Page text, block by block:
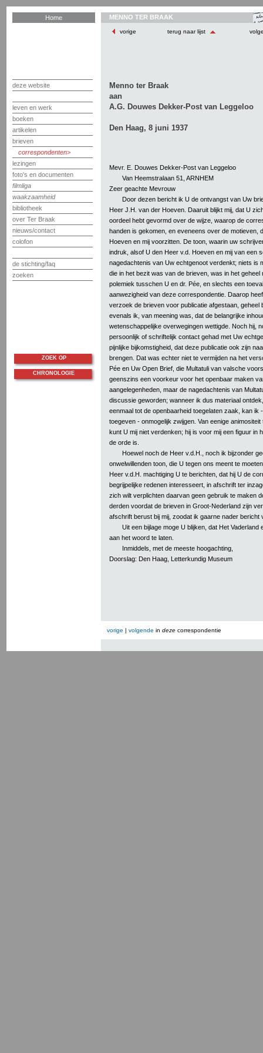
Home
deze website
leven en werk
boeken
artikelen
brieven
correspondenten
lezingen
foto's en documenten
filmliga
waakzaamheid
bibliotheek
over Ter Braak
nieuws/contact
colofon
de stichting/faq
zoeken
MENNO TER BRAAK
vorige terug naar lijst
Menno ter Braak
aan
A.G. Douwes Dekker-Post van Leggeloo
Den Haag, 8 juni 1937
Mevr. E. Douwes Dekker-Post van Leggeloo
Van Heemstralaan 51, ARNHEM
Zeer geachte Mevrouw
Door dezen bericht ik U de ontvangst van Uw
Heer J.H. van der Hoeven. Daaruit blijkt mij, dat U
oordeel hebt gevormd over de wijze, waarop de
handen is gekomen, en eveneens over de motieven,
Hoeven en mij voorzitten. De toon, waarin uw
indruk, alsof U den Heer v.d. Hoeven en mij van een
nagedachtenis van Uw echtgenoot verdenkt; niets is
die in het bezit was van de brieven, was in het geheel
polemiek tusschen U en dr. Pée, en slechts een
aanwezigheid van deze correspondentie. Daarop
verzoek de brieven voor publicatie afgestaan, geheel
evenals ik, van meening was, dat de belangrijke
wetenschappelijke overwegingen wettigde. Noch hij,
persoonlijk of schriftelijk contact gehad met Uw
pijnlijke bijkomstigheid, dat deze publicatie ook zijn
brengen. Dat was echter niet te vermijden na het
Pée en Uw Open Brief, die Multatuli van valsche
geenszins een voorkeur voor het openbaar maken
aangelegenheden, maar de nagedachtenis van
discussie geworden; wanneer ik dus materiaal
eenmaal tot de openbaarheid toegelaten zaak, kan ik
toegeven - onmogelijk zwijgen. Van eenige
kunt U mij niet verdenken; hij is voor mij een figuur in
de orde is.
Hoewel noch de Heer v.d.H., noch ik bijzonder
onwelwillenden toon, die U tegen ons meent te
Heer v.d.H. machtiging U te berichten, dat hij U de
begrijpelijke redenen interesseert, in afschrift ter
zich wilt verplichten daarvan geen gebruik te maken
derden voordat de brieven in Groot-Nederland zijn
afschrift berust bij mij, zoodat ik gaarne nader bericht
Uit een bijlage moge U blijken, dat Het
aan het woord te laten.
Inmiddels, met de meeste hoogachting,
Doorslag: Den Haag, Letterkundig Museum
vorige | volgende in deze correspondentie
ZOEK OP
CHRONOLOGIE